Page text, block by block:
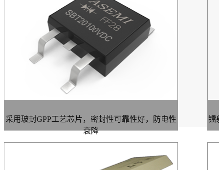
采用玻封GPP工艺芯片，密封性可靠性好，防电性
衰降
镭